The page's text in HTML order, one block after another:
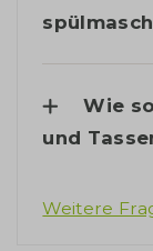
Wie
und
Weitere